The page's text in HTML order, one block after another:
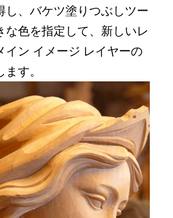
し、バケツ塗りつぶしツー
な色を指定して、新しいレ
イン イメージ レイヤーの
す。